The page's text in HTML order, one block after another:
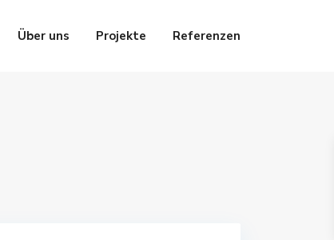
Über uns Projekte Referenzen